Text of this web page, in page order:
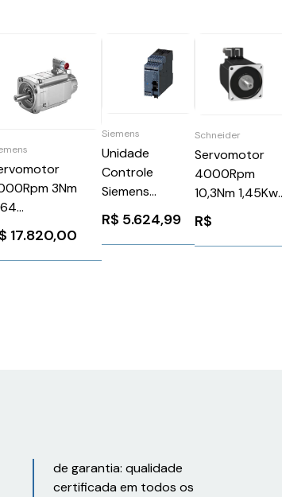
3Nm
99933
17.820,00
Siemens
Unidade
Controle
Siemens
3UF70111AU000
R$ 5.624,99
Schneider
Servomotor
4000Rpm
10,3Nm 1,45Kw
Ip65Schneider
R$
de garantia: qualidade
certificada em todos os